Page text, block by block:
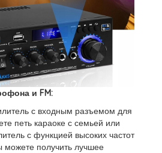
и FM:
с входным разъемом для
петь караоке с семьей или
с функцией высоких частот
можете получить лучшее